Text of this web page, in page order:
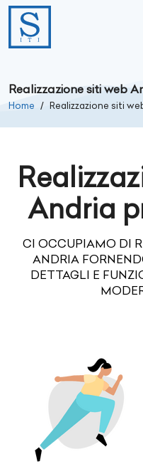
Realizzazione siti web
Home Realizzazione siti
Andria
CI OCCUPIAMO DI
ANDRIA
DETTAGLI E